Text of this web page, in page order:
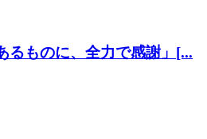
るものに、全力で感謝」[...